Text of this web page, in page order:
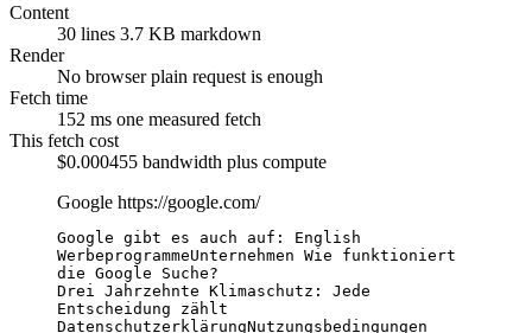
Content
30 lines 3.7 KB markdown
Render
No browserplain request is enough
Fetch time
152 ms one measured fetch
This fetch cost
$0.000455 bandwidth plus compute
Google https://google.com/
Google gibt es auch auf: English
WerbeprogrammeUnternehmen Wie funktioniert
die Google Suche?
Drei Jahrzehnte Klimaschutz: Jede
Entscheidung zählt